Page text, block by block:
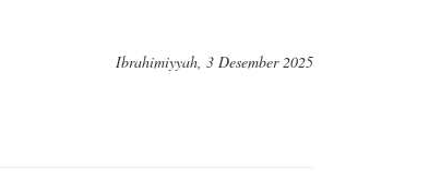
Ibrahimiyyah, 3 Desember 2025